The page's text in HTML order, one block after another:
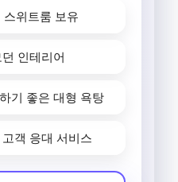
위트룸 보유
인테리어
기 좋은 대형 욕탕
객 응대 서비스